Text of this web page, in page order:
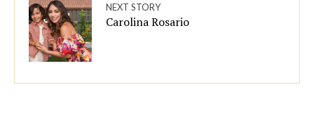
NEXT STORY
Carolina Rosario